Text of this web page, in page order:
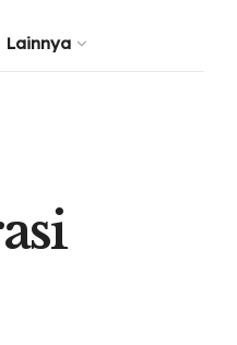
Lainnya